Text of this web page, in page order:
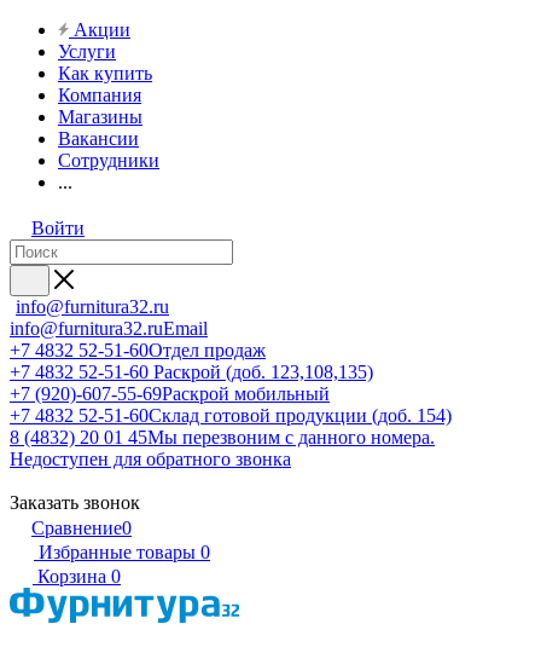
Акции
Услуги
Как купить
Компания
Магазины
Вакансии
Сотрудники
...
Войти
info@furnitura32.ru
info@furnitura32.ruEmail
+7 4832 52-51-60Отдел продаж
+7 4832 52-51-60 Раскрой (доб. 123,108,135)
+7 (920)-607-55-69Раскрой мобильный
+7 4832 52-51-60Склад готовой продукции (доб. 154)
8 (4832) 20 01 45Мы перезвоним с данного номера.
Недоступен для обратного звонка
Заказать звонок
Сравнение0
Избранные товары 0
Корзина 0